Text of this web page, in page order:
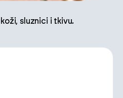
sluznici i tkivu.